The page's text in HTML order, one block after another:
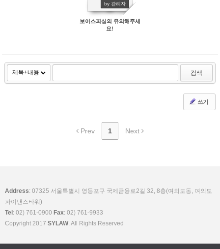
by 관리자
보이스피싱의 유의해주세
요!
검색
쓰기
Prev 1 Next
Address: 07325 서울특별시 영등포구 국제금융로2길 32, 8층(여의도동, 여의도
파이낸스타워)
Tel: 02) 761-0900 Fax: 02) 761-9933
Copyright 2017 SYLAW. All Rights Reserved